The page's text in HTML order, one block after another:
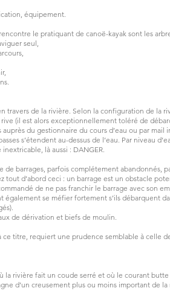
équipement.
le pratiquant de canoë-kayak sont les
seul,
travers de la rivière. Selon la configuration de la
(il est alors exceptionnellement toléré de
du gestionnaire du cours d’eau ou par mail
s’étendent au-dessus de l’eau. Par niveau
là aussi : DANGER.
barrages, parfois complétement abandonnés,
tout d’abord ceci : un barrage est un obstacle
de ne pas franchir le barrage avec son
également se méfier fortement s’ils débarquent
de dérivation et biefs de moulin.
titre, requiert une prudence semblable à celle
la rivière fait un coude serré et où le courant
d’un creusement plus ou moins important